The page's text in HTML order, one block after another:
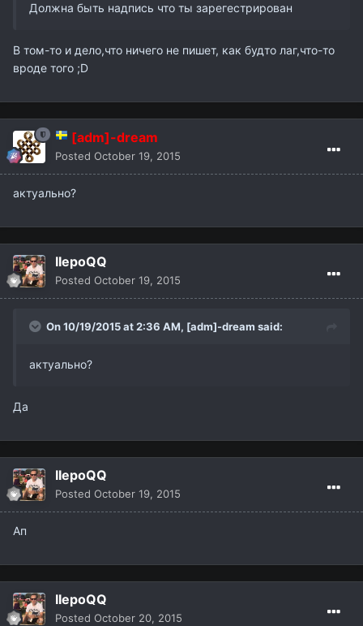
Должна быть надпись что ты зарегестрирован
В том-то и дело,что ничего не пишет, как будто лаг,что-то
вроде того ;D
[adm]-dream
Posted October 19, 2015
актуально?
IIepoQQ
Posted October 19, 2015
On 10/19/2015 at 2:36 AM, [adm]-dream said:
актуально?
Да
IIepoQQ
Posted October 19, 2015
Ап
IIepoQQ
Posted October 20, 2015